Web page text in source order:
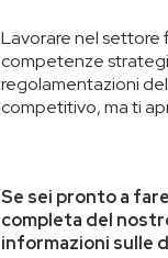
Lavorare nel settore
competenze
regolamentazioni
competitivo, ma ti
Se sei pronto a
completa del
informazioni sulle